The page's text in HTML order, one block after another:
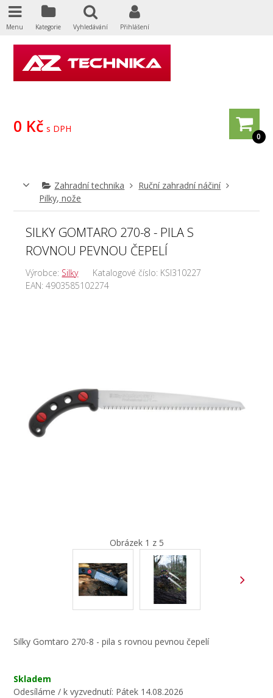
0
0 Kč s DPH
Zahradní technika
Ruční zahradní náčiní
Pilky, nože
SILKY GOMTARO 270-8 - PILA S
ROVNOU PEVNOU ČEPELÍ
Výrobce: Silky Katalogové číslo: KSI310227
EAN:4903585102274
Obrázek 1 z 5
Silky Gomtaro 270-8 - pila s rovnou pevnou čepelí
Skladem
Odesíláme / k vyzvednutí: Pátek 14.08.2026
Menu Kategorie Vyhledávání Přihlášení